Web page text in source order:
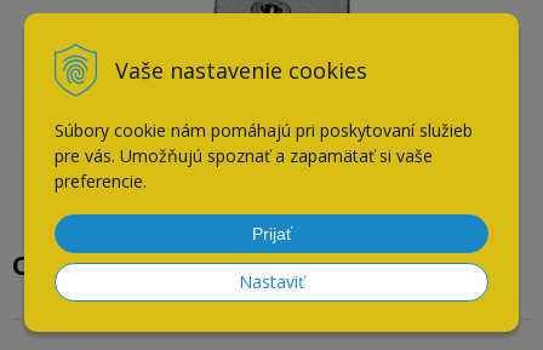
Vaše nastavenie cookies
Súbory cookie nám pomáhajú pri poskytovaní služieb
pre vás. Umožňujú spoznať a zapamätať si vaše
preferencie.
Prijať
Nastaviť
Overené našimi zákazníkmi